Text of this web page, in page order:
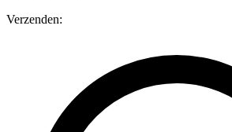
Verzenden: